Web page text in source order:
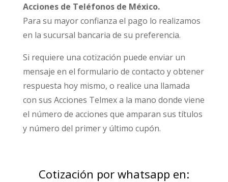
Acciones de Teléfonos de México.
Para su mayor confianza el pago lo realizamos
en la sucursal bancaria de su preferencia.
Si requiere una cotización puede enviar un
mensaje en el formulario de contacto y obtener
respuesta hoy mismo, o realice una llamada
con sus Acciones Telmex a la mano donde viene
el número de acciones que amparan sus títulos
y número del primer y último cupón.
Cotización por whatsapp en: